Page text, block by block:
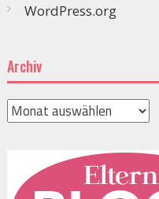
WordPress.org
Archiv
Archiv